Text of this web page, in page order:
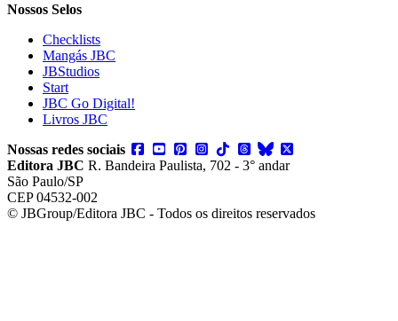
Nossos Selos
Checklists
Mangás JBC
JBStudios
Start
JBC Go Digital!
Livros JBC
Nossas redes sociais
Editora JBC R. Bandeira Paulista, 702 - 3° andar
São Paulo/SP
CEP 04532-002
© JBGroup/Editora JBC - Todos os direitos reservados